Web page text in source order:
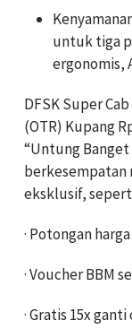
untuk tiga
ergonomis,
DFSK Super
(OTR) Kupang
“Untung Banget
berkesempatan
eksklusif,
· Potongan
· Voucher BBM
· Gratis 15x